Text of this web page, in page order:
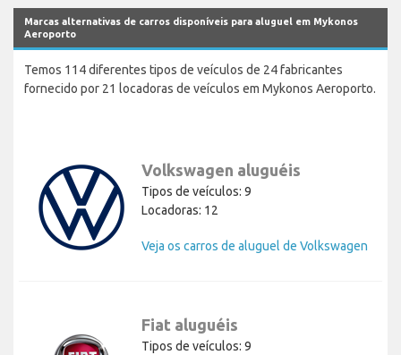
Marcas alternativas de carros disponíveis para aluguel em Mykonos
Aeroporto
Temos 114 diferentes tipos de veículos de 24 fabricantes
fornecido por 21 locadoras de veículos em Mykonos Aeroporto.
Volkswagen aluguéis
Tipos de veículos: 9
Locadoras: 12
Veja os carros de aluguel de Volkswagen
Fiat aluguéis
Tipos de veículos: 9